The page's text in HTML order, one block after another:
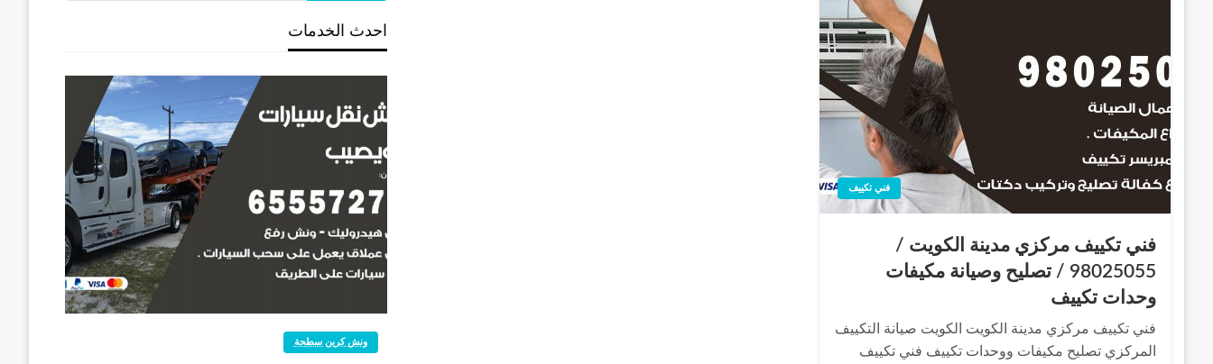
فني تكييف
فني تكييف مركزي مدينة الكويت /
98025055 / تصليح وصيانة مكيفات
وحدات تكييف
فني تكييف مركزي مدينة الكويت الكويت صيانة التكييف
المركزي تصليح مكيفات ووحدات تكييف فني تكييف
احدث الخدمات
ونش كرين سطحة